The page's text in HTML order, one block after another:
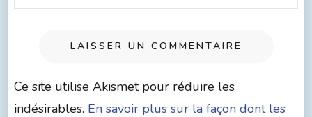
Ce site utilise Akismet pour réduire les
indésirables. En savoir plus sur la façon dont les